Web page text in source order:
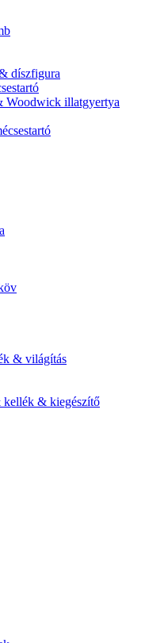
díszfigura
Woodwick illatgyertya
& világítás
kellék & kiegészítő